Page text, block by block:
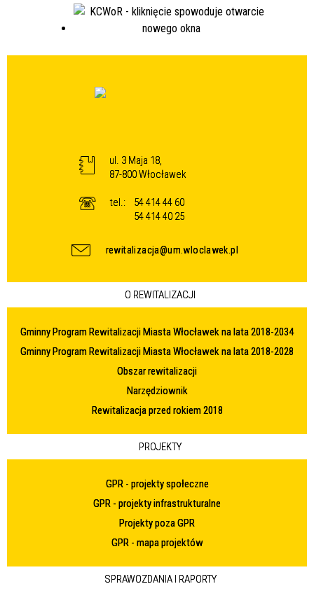
ul. 3 Maja 18,
87-800 Włocławek
tel.:
54 414 44 60
54 414 40 25
rewitalizacja@um.wloclawek.pl
O REWITALIZACJI
Gminny Program Rewitalizacji Miasta Włocławek na lata 2018-2034
Gminny Program Rewitalizacji Miasta Włocławek na lata 2018-2028
Obszar rewitalizacji
Narzędziownik
Rewitalizacja przed rokiem 2018
PROJEKTY
GPR - projekty społeczne
GPR - projekty infrastrukturalne
Projekty poza GPR
GPR - mapa projektów
SPRAWOZDANIA I RAPORTY